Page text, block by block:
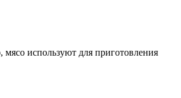
мясо используют для приготовления